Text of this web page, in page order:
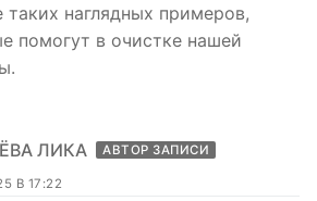
таких наглядных примеров,
помогут в очистке нашей
ЛИКА АВТОР ЗАПИСИ
В 17:22